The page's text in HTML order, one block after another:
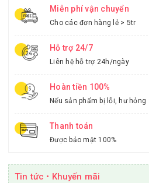
Miễn phí vận chuyển
Cho các đơn hàng lẻ > 5tr
Hỗ trợ 24/7
Liên hệ hỗ trợ 24h/ngày
Hoàn tiền 100%
Nếu sản phẩm bị lỗi, hư hỏng
Thanh toán
Được bảo mật 100%
Tin tức • Khuyến mãi